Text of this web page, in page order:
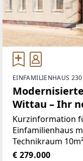
EINFAMILIENHAUS
Wittau – Ihr
Kurzinformation
Einfamilienhaus
Technikraum
Erdgeschoss:
€ 279.000